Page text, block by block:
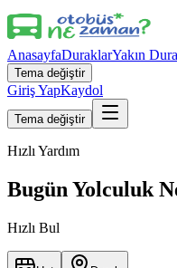
AnasayfaDuraklarYakın
Tema değiştir
Giriş YapKaydol
Tema değiştir
Hızlı Yardım
Bugün Yolculuk
Hızlı Bul